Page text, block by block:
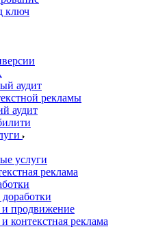
ключ
аудит
рекламы
аудит
услуги
реклама
и продвижение
контекстная реклама